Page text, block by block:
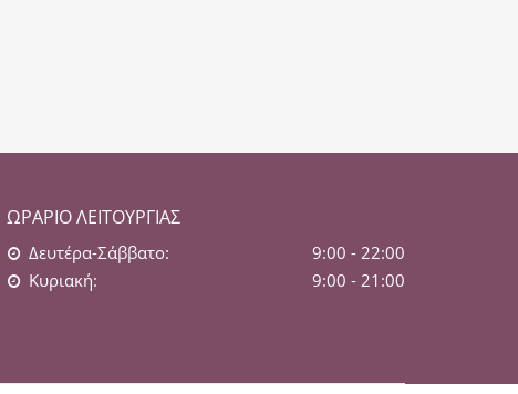
ΩΡΆΡΙΟ ΛΕΙΤΟΥΡΓΊΑΣ
Δευτέρα-Σάββατο:
9:00 - 22:00
Κυριακή:
9:00 - 21:00